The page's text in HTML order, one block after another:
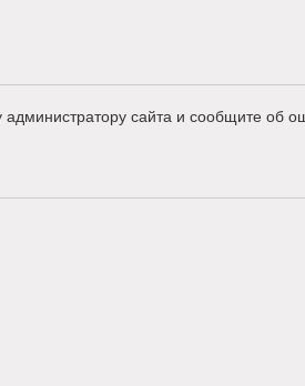
сайта и сообщите об